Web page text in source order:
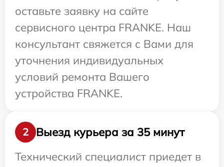
оставьте заявку на сайте
сервисного центра FRANKE. Наш
консультант свяжется с Вами для
уточнения индивидуальных
условий ремонта Вашего
устройства FRANKE.
2
Выезд курьера за 35 минут
Технический специалист приедет в